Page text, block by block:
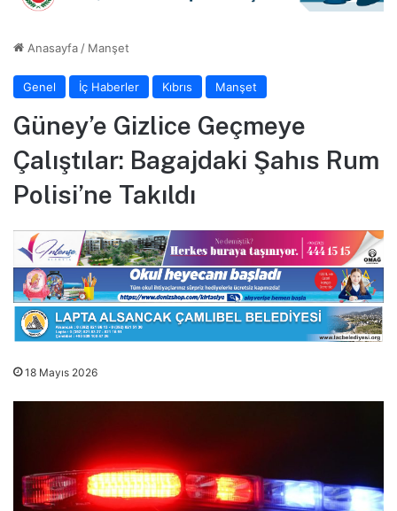
Anasayfa / Manşet
Genel İç Haberler Kıbrıs Manşet
Güney’e Gizlice Geçmeye
Çalıştılar: Bagajdaki Şahıs Rum
Polisi’ne Takıldı
18 Mayıs 2026